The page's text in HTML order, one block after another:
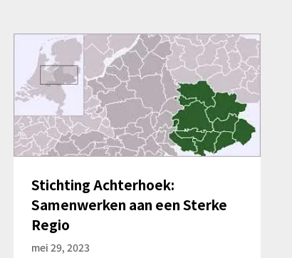
Stichting Achterhoek:
Samenwerken aan een Sterke
Regio
mei 29, 2023